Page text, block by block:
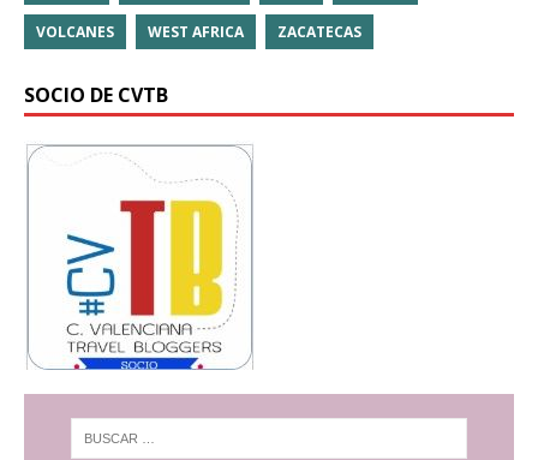
VOLCANES WEST AFRICA ZACATECAS
SOCIO DE CVTB